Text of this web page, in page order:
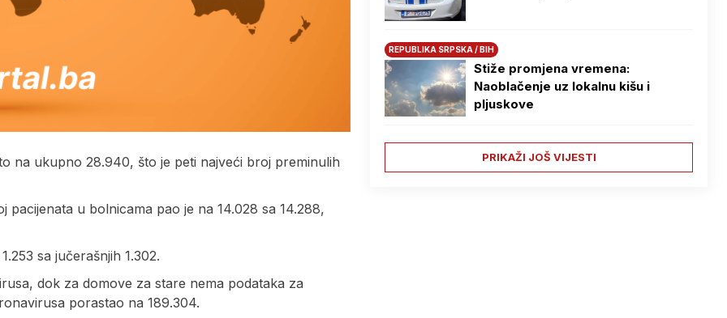
na ukupno 28.940, što je peti najveći broj preminulih
u bolnicama pao je na 14.028 sa 14.288,
sa jučerašnjih 1.302.
dok za domove za stare nema podataka za
porastao na 189.304.
REPUBLIKA SRPSKA / BIH
Stiže promjena vremena:
Naoblačenje uz lokalnu kišu i
pljuskove
PRIKAŽI JOŠ VIJESTI